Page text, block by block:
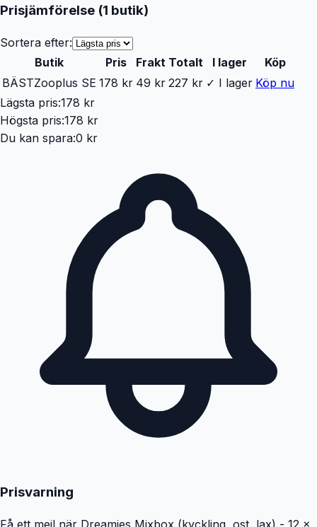
Prisjämförelse (1 butik)
Sortera efter:
Butik
Pris Frakt Totalt I lager
Köp
BÄSTZooplus SE 178 kr 49 kr 227 kr ✓ I lager Köp nu
Lägsta pris:178 kr
Högsta pris:178 kr
Du kan spara:0 kr
Prisvarning
Få ett mejl när Dreamies Mixbox (kyckling, ost, lax) - 12 x